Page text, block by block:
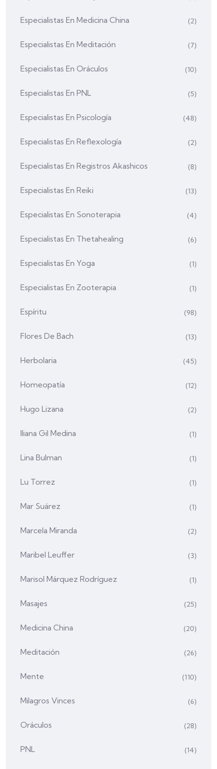
Especialistas En Medicina China (2)
Especialistas En Meditación (7)
Especialistas En Oráculos (10)
Especialistas En PNL (5)
Especialistas En Psicología (48)
Especialistas En Reflexología (2)
Especialistas En Registros Akashicos (8)
Especialistas En Reiki (13)
Especialistas En Sonoterapia (4)
Especialistas En Thetahealing (6)
Especialistas En Yoga (1)
Especialistas En Zooterapia (1)
Espíritu (98)
Flores De Bach (13)
Herbolaria (45)
Homeopatía (12)
Hugo Lizana (2)
Iliana Gil Medina (1)
Lina Bulman (1)
Lu Torrez (1)
Mar Suárez (1)
Marcela Miranda (2)
Maribel Leuffer (3)
Marisol Márquez Rodríguez (1)
Masajes (25)
Medicina China (20)
Meditación (26)
Mente (110)
Milagros Vinces (6)
Oráculos (28)
PNL (14)